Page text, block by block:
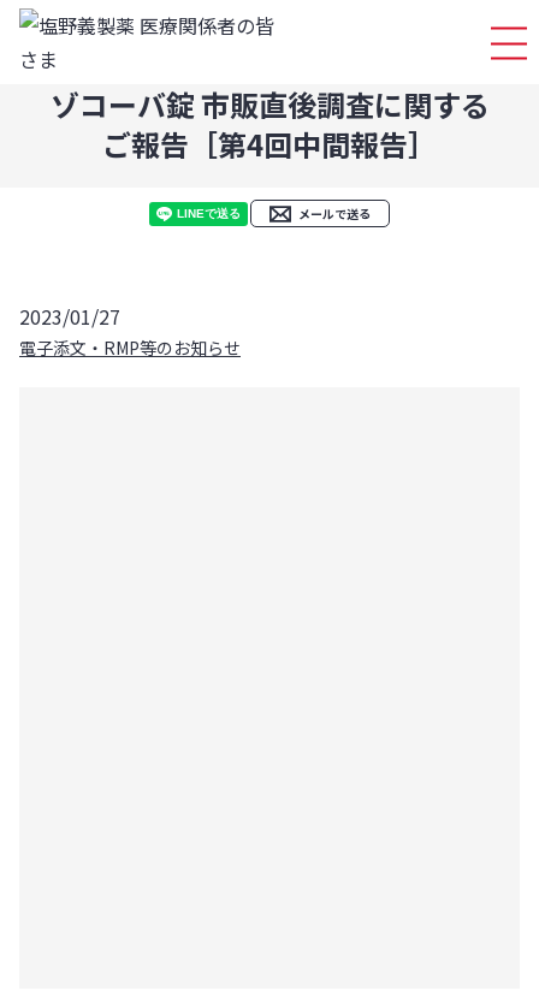
ログ
ゾコーバ錠 市販直後調査に関する
ご報告［第4回中間報告］
メールで送る
2023/01/27
電子添文・RMP等のお知らせ